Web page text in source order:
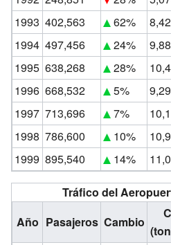
1993 402,563 62%
1994 497,456 24%
1995 638,268 28%
1996 668,532 5%
1997 713,696 7%
1998 786,600 10%
1999 895,540 14%
Tráfico del
Año Pasajeros Cambio